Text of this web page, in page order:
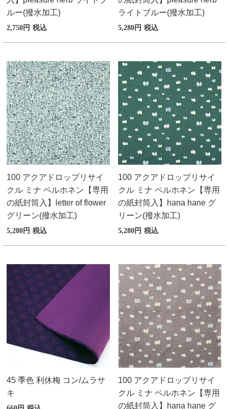
ルー(撥水加工)
2,750 税込
ライトブルー(撥水加工)
5,280 税込
100 アクアドロップリサイ
クル ミナ ペルホネン【専用
の紙封筒入】letter of flower
グリーン(撥水加工)
5,280 税込
100 アクアドロップリサイ
クル ミナ ペルホネン【専用
の紙封筒入】hana hane グ
リーン(撥水加工)
5,280 税込
45 季色 利休梅 コン/ムラサ
キ
100 アクアドロップリサイ
クル ミナ ペルホネン【専用
の紙封筒入】hana hane グ